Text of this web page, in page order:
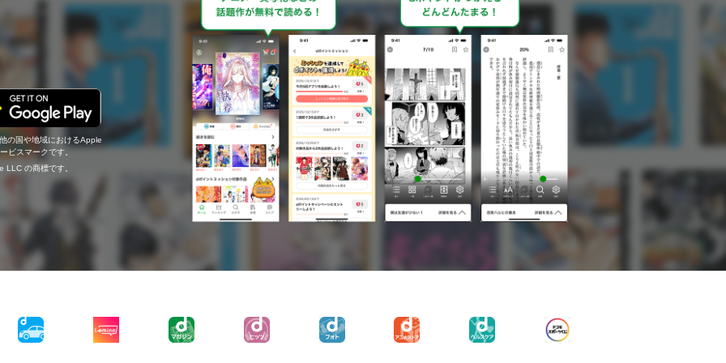
の国や地域におけるApple
ビスマークです。
の商標です。